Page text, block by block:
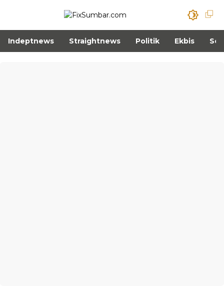
Indeptnews Straightnews Politik Ekbis